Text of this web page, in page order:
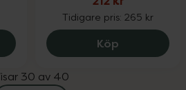
Cosmetics Snail Bee High
Tidigare pris: 265 kr
Köp Benton
30 av 40